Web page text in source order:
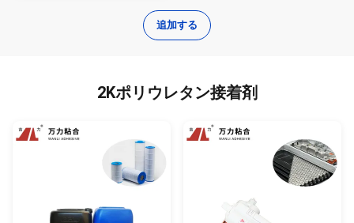
追加する
2Kポリウレタン接着剤